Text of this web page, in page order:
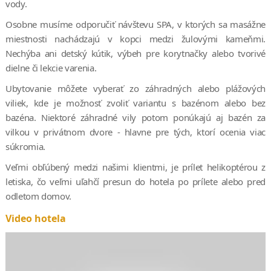
vody.
Osobne musíme odporučiť návštevu SPA, v ktorých sa masážne
miestnosti nachádzajú v kopci medzi žulovými kameňmi.
Nechýba ani detský kútik, výbeh pre korytnačky alebo tvorivé
dielne či lekcie varenia.
Ubytovanie môžete vyberať zo záhradných alebo plážových
viliek, kde je možnosť zvoliť variantu s bazénom alebo bez
bazéna. Niektoré záhradné vily potom ponúkajú aj bazén za
vilkou v privátnom dvore - hlavne pre tých, ktorí ocenia viac
súkromia.
Veľmi obľúbený medzi našimi klientmi, je prílet helikoptérou z
letiska, čo veľmi uľahčí presun do hotela po prílete alebo pred
odletom domov.
Video hotela